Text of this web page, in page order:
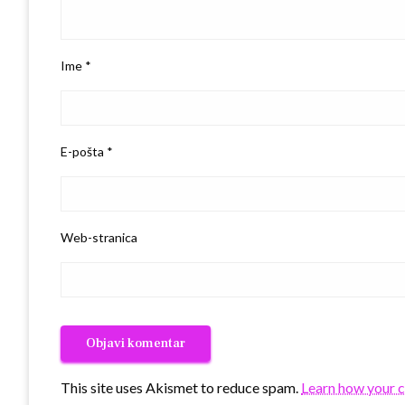
Ime *
E-pošta *
Web-stranica
This site uses Akismet to reduce spam. Learn how your